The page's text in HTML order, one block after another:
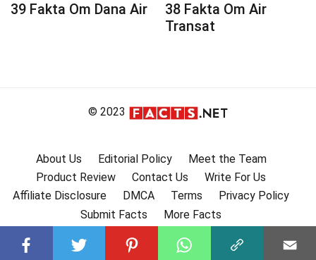
39 Fakta Om Dana Air
38 Fakta Om Air
Transat
© 2023
About Us Editorial Policy
Meet the Team
Product Review
Contact Us
Write For Us
Affiliate Disclosure
DMCA Terms
Privacy Policy
Submit Facts
More Facts